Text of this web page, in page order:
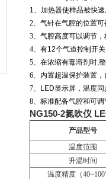
1、 加热器使样品被快
2、 气针在气腔的位置可
3、 气腔高度可以调节 ，
4、 有12个气道控制开
5、 在浓缩有毒溶剂时,
6、 内置超温保护装置 ，
7、 LED显示屏， 温度
8、 标准配备气腔和可调
NG150-2氮吹仪
产品型号
温度范围
升温时间
温度精度（